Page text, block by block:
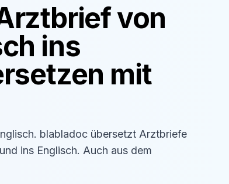
von
ins
mit
. blabladoc übersetzt Arztbriefe
ins Englisch. Auch aus dem